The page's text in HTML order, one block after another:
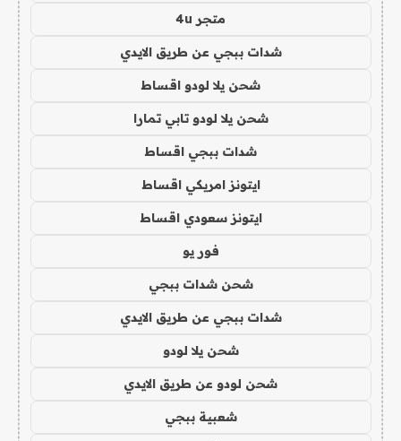
متجر 4u
شدات ببجي عن طريق الايدي
شحن يلا لودو اقساط
شحن يلا لودو تابي تمارا
شدات ببجي اقساط
ايتونز امريكي اقساط
ايتونز سعودي اقساط
فور يو
شحن شدات ببجي
شدات ببجي عن طريق الايدي
شحن يلا لودو
شحن لودو عن طريق الايدي
شعبية ببجي